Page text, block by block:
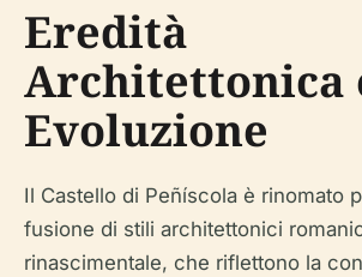
Eredità
Architettonica
Evoluzione
Il Castello di Peñíscola è rinomato
fusione di stili architettonici
rinascimentale, che riflettono la